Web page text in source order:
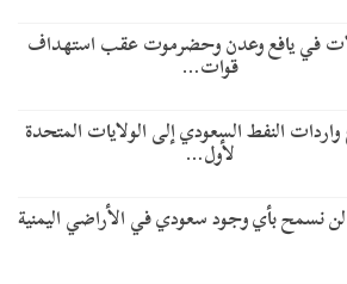
في يافع وعدن وحضرموت عقب استهداف
قوات…
النفط السعودي إلى الولايات المتحدة
لأول…
نسمح بأي وجود سعودي في الأراضي اليمنية